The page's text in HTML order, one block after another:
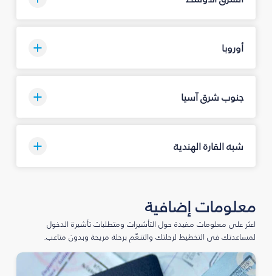
أوروبا
جنوب شرق آسيا
شبه القارة الهندية
معلومات إضافية
اعثر على معلومات مفيدة حول التأشيرات ومتطلبات تأشيرة الدخول
لمساعدتك في التخطيط لرحلتك والتنعّم برحلة مريحة وبدون متاعب.